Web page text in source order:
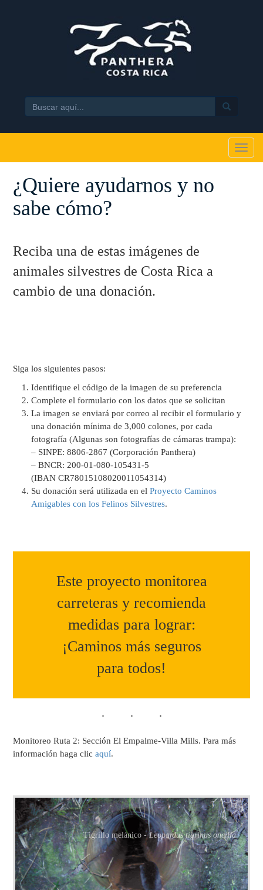
Search
¿Quiere ayudarnos y no
sabe cómo?
Reciba una de estas imágenes de
animales silvestres de Costa Rica a
cambio de una donación.
Siga los siguientes pasos:
Identifique el código de la imagen de su preferencia​
Complete el formulario con los datos que se solicitan
La imagen se enviará por correo al recibir el formulario y
una donación mínima de 3,000 colones, por cada
fotografía (Algunas son fotografías de cámaras trampa):
– SINPE: 8806-2867 (Corporación Panthera)
– BNCR: 200-01-080-105431-5
(IBAN CR78015108020011054314)
Su donación será utilizada en el Proyecto Caminos
Amigables con los Felinos Silvestres.
Este proyecto monitorea
carreteras y recomienda
medidas para lograr:
¡Caminos más seguros
para todos!
Monitoreo Ruta 2: Sección El Empalme-Villa Mills. Para más
información haga clic aquí.
Tigrillo melánico -Leopardus tigrinus oncilla